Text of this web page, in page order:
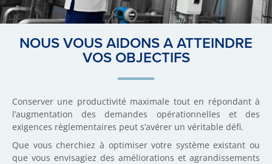
NOUS VOUS AIDONS A ATTEINDRE
VOS OBJECTIFS
Conserver une productivité maximale tout en répondant à
l’augmentation des demandes opérationnelles et des
exigences règlementaires peut s’avérer un véritable défi.
Que vous cherchiez à optimiser votre système existant ou
que vous envisagiez des améliorations et agrandissements